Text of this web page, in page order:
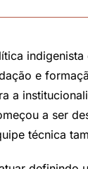
e
a
a ser
técnica